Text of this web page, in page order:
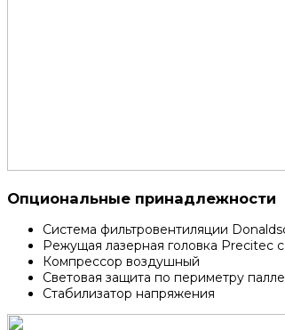
Опциональные принадлежности
Система фильтровентиляции
Режущая лазерная головка Precitec
Компрессор воздушный
Световая защита по периметру
Стабилизатор напряжения